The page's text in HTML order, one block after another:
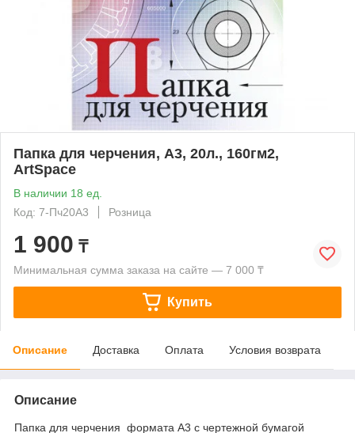
Папка для черчения, А3, 20л., 160гм2,
ArtSpace
В наличии 18 ед.
Код: 7-Пч20А3
Розница
1 900 ₸
Минимальная сумма заказа на сайте — 7 000 ₸
Купить
Описание Доставка Оплата Условия возврата
Описание
Папка для черчения формата А3 с чертежной бумагой